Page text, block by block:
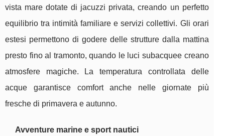
vista mare dotate di jacuzzi privata, creando un perfetto
equilibrio tra intimità familiare e servizi collettivi. Gli orari
estesi permettono di godere delle strutture dalla mattina
presto fino al tramonto, quando le luci subacquee creano
atmosfere magiche. La temperatura controllata delle
acque garantisce comfort anche nelle giornate più
fresche di primavera e autunno.
Avventure marine e sport nautici